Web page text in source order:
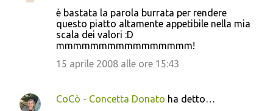
è bastata la parola burrata per rendere
questo piatto altamente appetibile nella mia
scala dei valori :D
mmmmmmmmmmmmmmmm!
15 aprile 2008 alle ore 15:43
CoCò - Concetta Donato ha detto…